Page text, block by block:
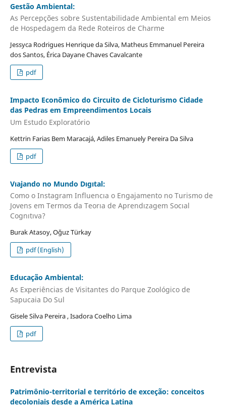
Gestão Ambiental:
As Percepções sobre Sustentabilidade Ambiental em Meios
de Hospedagem da Rede Roteiros de Charme
Jessyca Rodrigues Henrique da Silva, Matheus Emmanuel Pereira
dos Santos, Érica Dayane Chaves Cavalcante
pdf
Impacto Econômico do Circuito de Cicloturismo Cidade
das Pedras em Empreendimentos Locais
Um Estudo Exploratório
Kettrin Farias Bem Maracajá, Adiles Emanuely Pereira Da Silva
pdf
Vıajando no Mundo Dıgıtal:
Como o Instagram Influencıa o Engajamento no Turismo de
Jovens em Termos da Teorıa de Aprendızagem Socıal
Cognıtıva?
Burak Atasoy, Oğuz Türkay
pdf (English)
Educação Ambiental:
As Experiências de Visitantes do Parque Zoológico de
Sapucaia Do Sul
Gisele Silva Pereira , Isadora Coelho Lima
pdf
Entrevista
Patrimônio-territorial e território de exceção: conceitos
decoloniais desde a América Latina